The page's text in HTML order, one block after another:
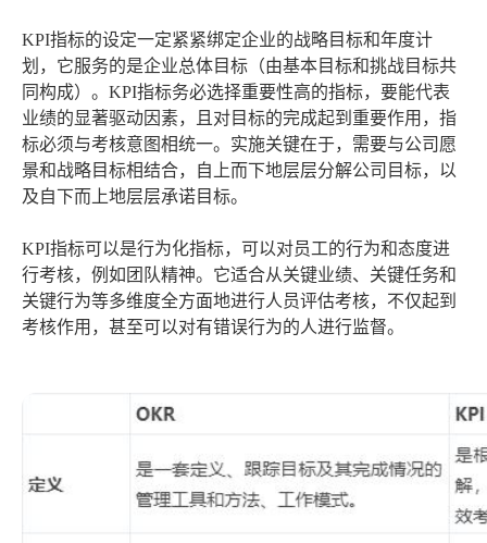
KPI指标的设定一定紧紧绑定企业的战略目标和年度计
划，它服务的是企业总体目标（由基本目标和挑战目标共
同构成）。KPI指标务必选择重要性高的指标，要能代表
业绩的显著驱动因素，且对目标的完成起到重要作用，指
标必须与考核意图相统一。实施关键在于，需要与公司愿
景和战略目标相结合，自上而下地层层分解公司目标，以
及自下而上地层层承诺目标。
KPI指标可以是行为化指标，可以对员工的行为和态度进
行考核，例如团队精神。它适合从关键业绩、关键任务和
关键行为等多维度全方面地进行人员评估考核，不仅起到
考核作用，甚至可以对有错误行为的人进行监督。